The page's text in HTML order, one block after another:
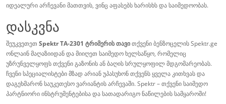
იდეალური არჩევანი მათთვის, ვინც აფასებს ხარისხს და საიმედოობას.
დასკვნა
შეუკვეთეთ Spektr TA-2301 ტრიმერის თავითქვენი ბენზოცელის Spektr.ge
ონლაინ მაღაზიიდან და მიიღეთ საიმედო ხელსაწყო, რომელიც
უზრუნველყოფს თქვენი გაზონის ან ბაღის სრულყოფილ მდგომარეობას.
ჩვენი სპეციალისტები მზად არიან უპასუხონ თქვენს ყველა კითხვას და
დაგეხმარონ საუკეთესო ვარიანტის არჩევაში. Spektr – თქვენი საიმედო
პარტნიორი ინსტრუმენტებისა და სათადარიგო ნაწილების სამყაროში!